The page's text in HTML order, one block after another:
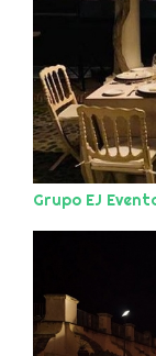
Grupo EJ